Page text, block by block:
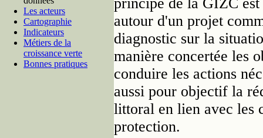
Les acteurs
Cartographie
Indicateurs
Métiers de la
croissance verte
Bonnes pratiques
autour d'un projet
diagnostic sur la
manière concertée les
conduire les actions
aussi pour objectif la
littoral en lien avec les
protection.